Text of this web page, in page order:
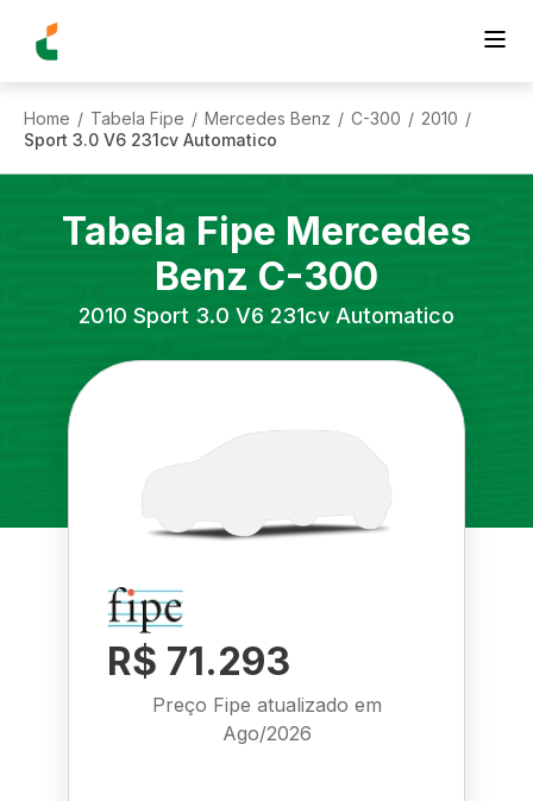
Home / Tabela Fipe / Mercedes Benz / C-300 / 2010 /
Sport 3.0 V6 231cv Automatico
Tabela Fipe Mercedes
Benz C-300
2010 Sport 3.0 V6 231cv Automatico
R$ 71.293
Preço Fipe atualizado em
Ago/2026